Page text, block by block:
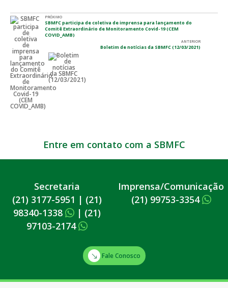
PRÓXIMO
SBMFC participa de coletiva de imprensa para lançamento do
Comitê Extraordinário de Monitoramento Covid-19 (CEM
COVID_AMB)
ANTERIOR
Boletim de notícias da SBMFC (12/03/2021)
Entre em contato com a SBMFC
Secretaria
(21) 3177-5951 | (21)
98340-1338
| (21)
97103-2174
Imprensa/Comunicação
(21) 99753-3354
Fale Conosco